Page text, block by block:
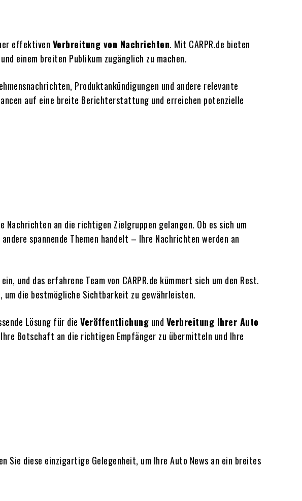
effektiven Verbreitung von Nachrichten. Mit CARPR.de bieten
und einem breiten Publikum zugänglich zu machen.
Produktankündigungen und andere relevante
auf eine breite Berichterstattung und erreichen potenzielle
Nachrichten an die richtigen Zielgruppen gelangen. Ob es sich um
spannende Themen handelt – Ihre Nachrichten werden an
und das erfahrene Team von CARPR.de kümmert sich um den Rest.
die bestmögliche Sichtbarkeit zu gewährleisten.
Lösung für die Veröffentlichung und Verbreitung Ihrer Auto
Botschaft an die richtigen Empfänger zu übermitteln und Ihre
Sie diese einzigartige Gelegenheit, um Ihre Auto News an ein breites